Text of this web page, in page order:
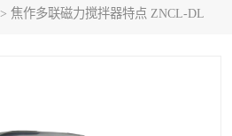
> 焦作多联磁力搅拌器特点 ZNCL-DL
双层玻璃反应釜10L